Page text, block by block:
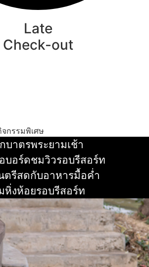
Late
Check-out
กรรมพิเศษ
บาตรพระยามเช้า
อ่านเพิ่ม
บอร์ดชมวิวรอบรีสอร์ท
อ่านเพิ่ม
ตรีสดกับอาหารมื้อค่ำ
อ่านเพิ่ม
หิ่งห้อยรอบรีสอร์ท
อ่านเพิ่ม